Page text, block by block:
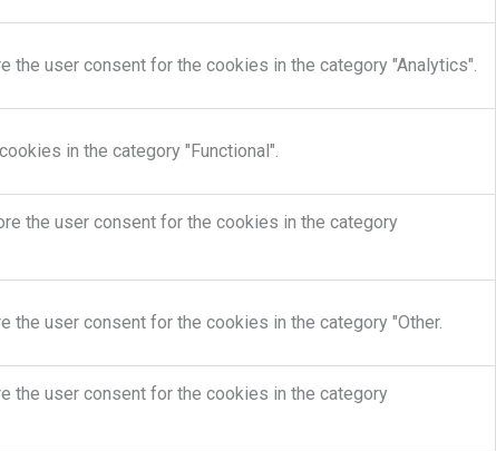
the user consent for the cookies in the category "Analytics".
in the category "Functional".
the user consent for the cookies in the category
user consent for the cookies in the category "Other.
the user consent for the cookies in the category